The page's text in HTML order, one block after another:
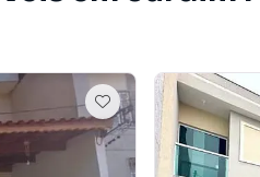
entrada
de menor valor e veículo